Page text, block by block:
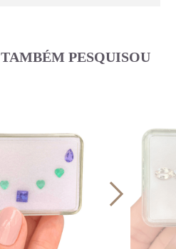
TAMBÉM PESQUISOU